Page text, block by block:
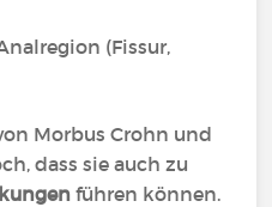
(Fissur,
Morbus Crohn und
dass sie auch zu
führen können.